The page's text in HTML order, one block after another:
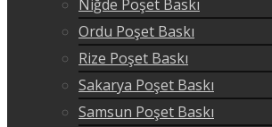
Niğde Poşet Baskı
Ordu Poşet Baskı
Rize Poşet Baskı
Sakarya Poşet Baskı
Samsun Poşet Baskı